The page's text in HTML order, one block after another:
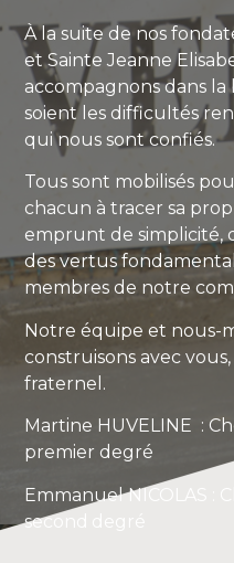
À la suite de nos
et Sainte Jeanne
accompagnons dans
soient les difficultés
qui nous sont confiés.
Tous sont mobilisés
chacun à tracer sa
emprunt de simplicité,
des vertus
membres de notre
Notre équipe et nous-
construisons avec
fraternel.
Martine HUVELINE :
premier degré
Emmanuel NICOLAS :
second